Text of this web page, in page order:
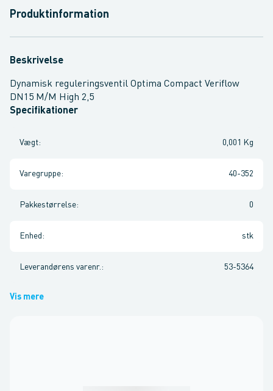
Produktinformation
Beskrivelse
Dynamisk reguleringsventil Optima Compact Veriflow
DN15 M/M High 2,5
Specifikationer
Vægt: 0,001 Kg
Varegruppe: 40-352
Pakkestørrelse: 0
Enhed : stk
Leverandørens varenr. : 53-5364
Vis mere